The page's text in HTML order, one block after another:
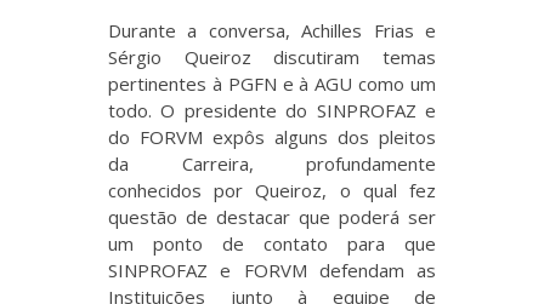
Durante a conversa, Achilles Frias e
Sérgio Queiroz discutiram temas
pertinentes à PGFN e à AGU como um
todo. O presidente do SINPROFAZ e
do FORVM expôs alguns dos pleitos
da Carreira, profundamente
conhecidos por Queiroz, o qual fez
questão de destacar que poderá ser
um ponto de contato para que
SINPROFAZ e FORVM defendam as
Instituições junto à equipe de